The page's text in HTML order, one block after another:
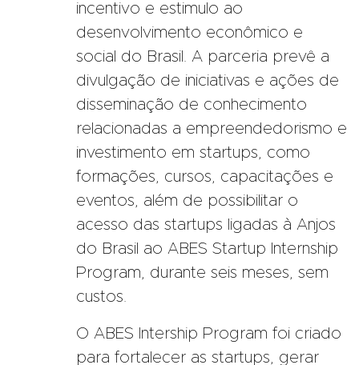
incentivo e estimulo ao
desenvolvimento econômico e
social do Brasil. A parceria prevê a
divulgação de iniciativas e ações de
disseminação de conhecimento
relacionadas a empreendedorismo e
investimento em startups, como
formações, cursos, capacitações e
eventos, além de possibilitar o
acesso das startups ligadas à Anjos
do Brasil ao ABES Startup Internship
Program, durante seis meses, sem
custos.
O ABES Intership Program foi criado
para fortalecer as startups, gerar